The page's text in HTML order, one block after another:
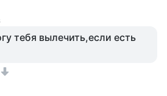
тебя вылечить,если есть